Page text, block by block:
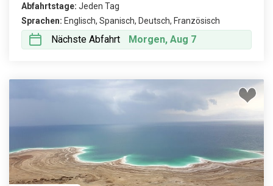
Abfahrtstage: Jeden Tag
Sprachen: Englisch, Spanisch, Deutsch, Französisch
Nächste Abfahrt Morgen, Aug 7